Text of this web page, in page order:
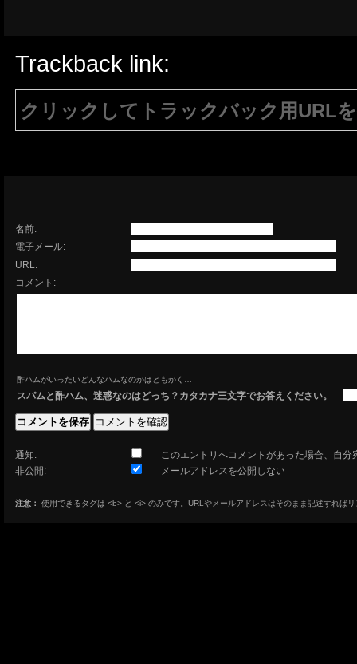
Trackback link:
クリックしてトラックバック用URL
名前:
電子メール:
URL:
コメント:
酢ハムがいったいどんなハムなのかはともかく…
スパムと酢ハム、迷惑なのはどっち？カタカナ三文字でお答えください。
通知:
このエントリへコメントがあった場合、自分
非公開:
メールアドレスを公開しない
注意： 使用できるタグは <b> と <i> のみです。URLやメールアドレスはそのまま記述すれば